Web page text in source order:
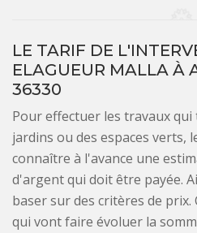
LE TARIF DE
ELAGUEUR MALLA À
36330
Pour effectuer les travaux
jardins ou des espaces verts,
connaître à l'avance une
d'argent qui doit être payée.
baser sur des critères de
qui vont faire évoluer la